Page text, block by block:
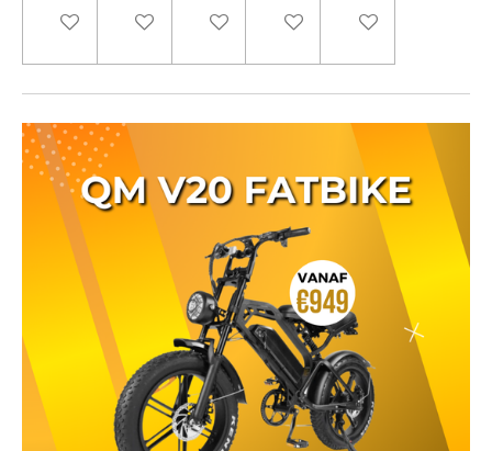
Houd mij op de hoogte
In winkelwagenIn winkelwagenIn winkelwagenIn winkelwagen